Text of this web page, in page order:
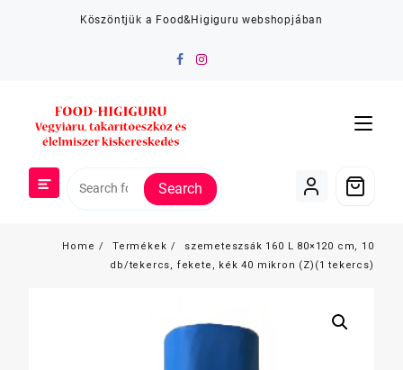
Köszöntjük a Food&Higiguru webshopjában
Search
Home Termékek
szemeteszsák 160 L 80×120 cm, 10
db/tekercs, fekete, kék 40 mikron (Z)(1 tekercs)